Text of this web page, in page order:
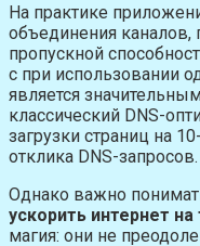
На практике
объединения каналов,
пропускной
с при использовании
является
классический DNS-
загрузки страниц на
отклика DNS-запросов.
Однако важно
ускорить интернет
магия: они не